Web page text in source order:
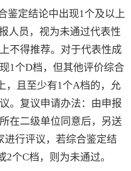
鉴定结论中出现1个及以上
人员，视为未通过代表性
不得推荐。对于代表性成
1个D档，但其他评价综合
，且至少有1个A档的，允
。复议申请办法：由申报
在二级单位同意后，另送
进行评议，若综合鉴定结
2个C档，则为未通过。